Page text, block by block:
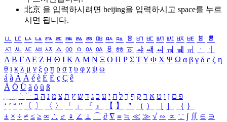
北京 을 입력하시려면 beijing을 입력하시고 space를 누르
시면 됩니다.
ㅥ ㅦ ㅧ ㅨ ㅩ ㅪ ㅫ ㅬ ㅭ ㅮ ㅯ ㅰ ㅱ ㅲ ㅳ ㅴ ㅵ ㅶ ㅷ ㅸ
ㅹ
ㅺ ㅻ ㅼ ㅽ ㅾ ㅿ ㆀ ㆁ ㆂ ㆃ ㆄ ㆅ ㆆ ㆇ ㆈ ㆉ ㆊ ㆋ ㆌ ㆍ
ㆎ
Α Β ΓΔ Ε Ζ Η Θ Ι ΚΛ Μ Ν Ξ Ο Π Ρ Σ ΤΥ Φ Χ Ψ Ω α β γ δ ε ζ η
θ ι κ λ μ ν ξ ο π ρ σ τ υ φ χ ψ ω
á à Á À é è É È ç Ç ê
Ä Ö Ü ä ö ü ß
ִֶֹ ֻּ ׁׂ פ ם ן ו ט א ר ק ף ך ל ח י ע כ ג ד ש ץ ת צ מ נ ה ב
‘ ’ “ ” 〔 〕 〈 〉 「 」 『 』 【 】 ＂ （ ） ［ ］ ｛ ｝
± × ÷ ≠ ≤ ≥ ∞ ∴ ♂ ♀ ∠ ⊥ ⌒ ∂ ∇ ≡ ≒ ≪ ≫ √ ∽ ∝ ∵ ∫ ∬ ∈ ∋